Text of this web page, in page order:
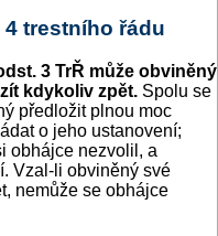
trestního řádu
3 TrŘ může obviněný
kdykoliv zpět. Spolu se
předložit plnou moc
o jeho ustanovení;
obhájce nezvolil, a
Vzal-li obviněný své
nemůže se obhájce